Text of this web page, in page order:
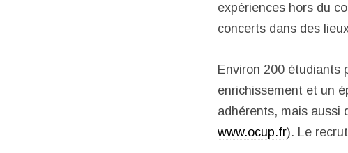
expériences hors du
concerts dans des
Environ 200 étudiants
enrichissement et un
adhérents, mais aussi
www.ocup.fr). Le